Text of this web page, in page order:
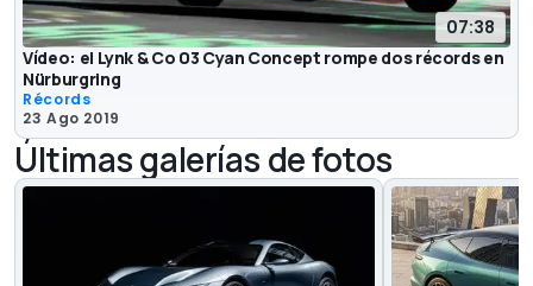
07:38
Vídeo: el Lynk & Co 03 Cyan Concept rompe dos récords en
Nürburgring
Récords
23 Ago 2019
Últimas galerías de fotos